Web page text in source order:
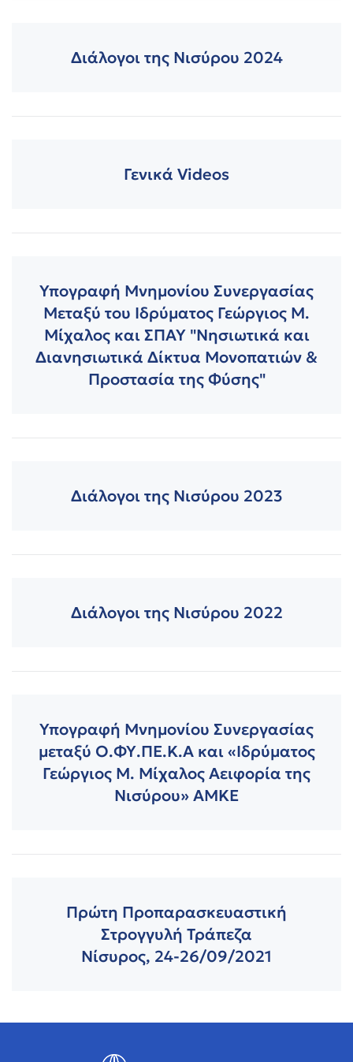
Διάλογοι της Νισύρου 2024
Γενικά Videos
Υπογραφή Μνημονίου Συνεργασίας
Μεταξύ του Ιδρύματος Γεώργιος Μ.
Μίχαλος και ΣΠΑΥ "Νησιωτικά και
Διανησιωτικά Δίκτυα Μονοπατιών &
Προστασία της Φύσης"
Διάλογοι της Νισύρου 2023
Διάλογοι της Νισύρου 2022
Υπογραφή Μνημονίου Συνεργασίας
μεταξύ Ο.ΦΥ.ΠΕ.Κ.Α και «Ιδρύματος
Γεώργιος Μ. Μίχαλος Αειφορία της
Νισύρου» ΑΜΚΕ
Πρώτη Προπαρασκευαστική
Στρογγυλή Τράπεζα
Νίσυρος, 24-26/09/2021